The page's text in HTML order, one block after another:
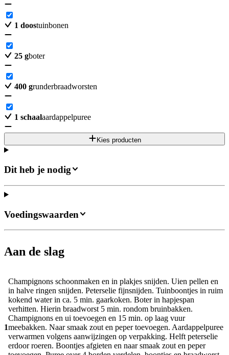
1 doostuinbonen
25 gboter
400 grunderbraadworsten
1 schaalaardappelpuree
Kies producten
Dit heb je nodig
Aan de slag
1
Champignons schoonmaken en in plakjes snijden. Uien pellen en
in halve ringen snijden. Peterselie fijnsnijden. Tuinboontjes in ruim
kokend water in ca. 5 min. gaarkoken. Boter in hapjespan
verhitten. Hierin braadworst 5 min. rondom bruinbakken.
Champignons en ui toevoegen en 15 min. op laag vuur
meebakken. Naar smaak zout en peper toevoegen. Aardappelpuree
verwarmen volgens aanwijzingen op verpakking. Helft peterselie
erdoor roeren. Boontjes afgieten en naar smaak zout en peper
Voedingswaarden